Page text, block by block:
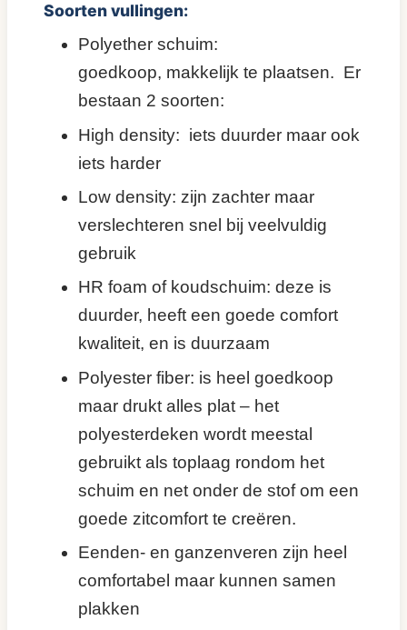
Soorten vullingen:
Polyether schuim:
goedkoop, makkelijk te plaatsen. Er
bestaan 2 soorten:
High density: iets duurder maar ook
iets harder
Low density: zijn zachter maar
verslechteren snel bij veelvuldig
gebruik
HR foam of koudschuim: deze is
duurder, heeft een goede comfort
kwaliteit, en is duurzaam
Polyester fiber: is heel goedkoop
maar drukt alles plat – het
polyesterdeken wordt meestal
gebruikt als toplaag rondom het
schuim en net onder de stof om een
goede zitcomfort te creëren.
Eenden- en ganzenveren zijn heel
comfortabel maar kunnen samen
plakken